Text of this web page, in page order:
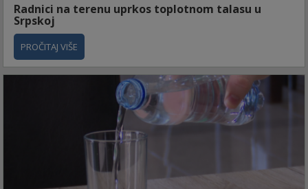
Radnici na terenu uprkos toplotnom talasu u
Srpskoj
PROČITAJ VIŠE